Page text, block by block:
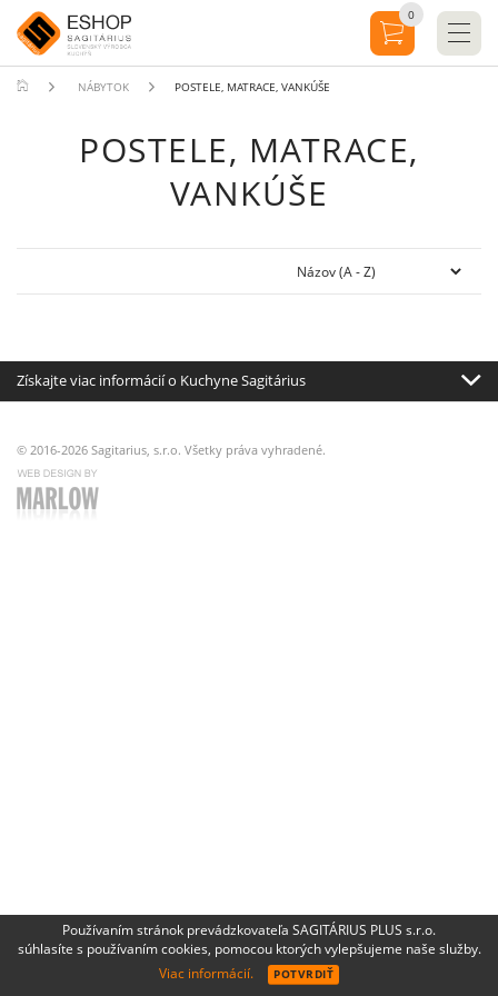
NÁBYTOK POSTELE, MATRACE, VANKÚŠE
POSTELE, MATRACE,
VANKÚŠE
Získajte viac informácií o Kuchyne Sagitárius
© 2016-2026 Sagitarius, s.r.o. Všetky práva vyhradené.
0
Používaním stránok prevádzkovateľa SAGITÁRIUS PLUS s.r.o.
súhlasíte s používaním cookies, pomocou ktorých vylepšujeme naše služby.
Viac informácií.
POTVRDIŤ